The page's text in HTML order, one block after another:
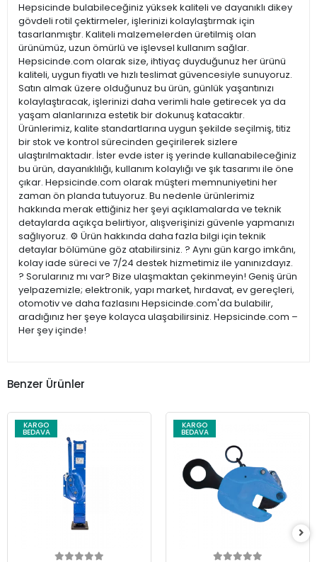
Hepsicinde bulabileceğiniz yüksek kaliteli ve dayanıklı dikey
gövdeli rotil çektirmeler, işlerinizi kolaylaştırmak için
tasarlanmıştır. Kaliteli malzemelerden üretilmiş olan
ürünümüz, uzun ömürlü ve işlevsel kullanım sağlar.
Hepsicinde.com olarak size, ihtiyaç duyduğunuz her ürünü
kaliteli, uygun fiyatlı ve hızlı teslimat güvencesiyle sunuyoruz.
Satın almak üzere olduğunuz bu ürün, günlük yaşantınızı
kolaylaştıracak, işlerinizi daha verimli hale getirecek ya da
yaşam alanlarınıza estetik bir dokunuş katacaktır.
Ürünlerimiz, kalite standartlarına uygun şekilde seçilmiş, titiz
bir stok ve kontrol sürecinden geçirilerek sizlere
ulaştırılmaktadır. İster evde ister iş yerinde kullanabileceğiniz
bu ürün, dayanıklılığı, kullanım kolaylığı ve şık tasarımı ile öne
çıkar. Hepsicinde.com olarak müşteri memnuniyetini her
zaman ön planda tutuyoruz. Bu nedenle ürünlerimiz
hakkında merak ettiğiniz her şeyi açıklamalarda ve teknik
detaylarda açıkça belirtiyor, alışverişinizi güvenle yapmanızı
sağlıyoruz. ⚙️ Ürün hakkında daha fazla bilgi için teknik
detaylar bölümüne göz atabilirsiniz. ? Aynı gün kargo imkânı,
kolay iade süreci ve 7/24 destek hizmetimiz ile yanınızdayız.
? Sorularınız mı var? Bize ulaşmaktan çekinmeyin! Geniş ürün
yelpazemizle; elektronik, yapı market, hırdavat, ev gereçleri,
otomotiv ve daha fazlasını Hepsicinde.com'da bulabilir,
aradığınız her şeye kolayca ulaşabilirsiniz. Hepsicinde.com –
Her şey içinde!
Benzer Ürünler
KARGO
BEDAVA
KARGO
BEDAVA